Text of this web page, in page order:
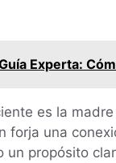
Experta:
es la
forja una
un propósito